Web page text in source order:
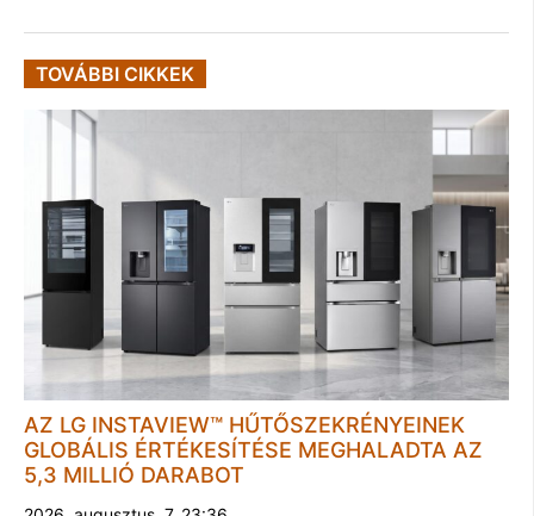
TOVÁBBI CIKKEK
AZ LG INSTAVIEW™ HŰTŐSZEKRÉNYEINEK
GLOBÁLIS ÉRTÉKESÍTÉSE MEGHALADTA AZ
5,3 MILLIÓ DARABOT